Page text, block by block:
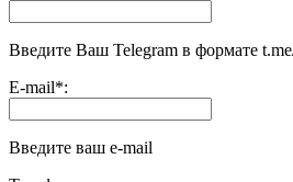
Введите Ваш Telegram в формате
E-mail*:
Введите ваш e-mail